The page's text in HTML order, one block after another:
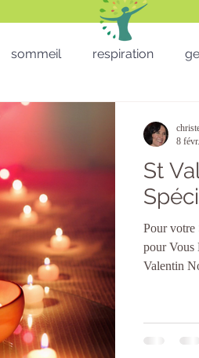
sommeil respiration
- Formation - QVT
lâcher
sieste Saint Valentin
St
Pour votre
pour Vous
Valentin
complicité
8